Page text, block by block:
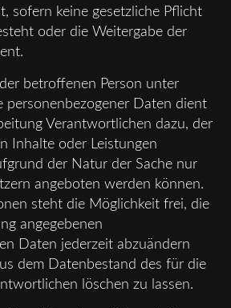
sofern keine gesetzliche Pflicht
oder die Weitergabe der
der betroffenen Person unter
personenbezogener Daten dient
Verantwortlichen dazu, der
Inhalte oder Leistungen
der Natur der Sache nur
angeboten werden können.
steht die Möglichkeit frei, die
angegebenen
Daten jederzeit abzuändern
dem Datenbestand des für die
löschen zu lassen.